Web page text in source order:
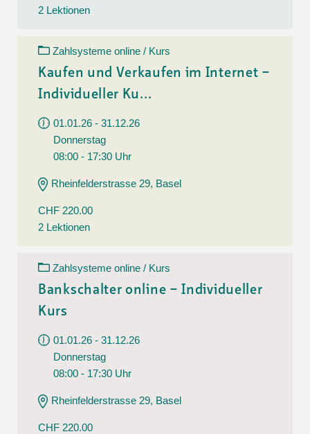
2 Lektionen
Zahlsysteme online / Kurs
Kaufen und Verkaufen im Internet –
Individueller Ku...
01.01.26 - 31.12.26
Donnerstag
08:00 - 17:30 Uhr
Rheinfelderstrasse 29, Basel
CHF 220.00
2 Lektionen
Zahlsysteme online / Kurs
Bankschalter online – Individueller
Kurs
01.01.26 - 31.12.26
Donnerstag
08:00 - 17:30 Uhr
Rheinfelderstrasse 29, Basel
CHF 220.00